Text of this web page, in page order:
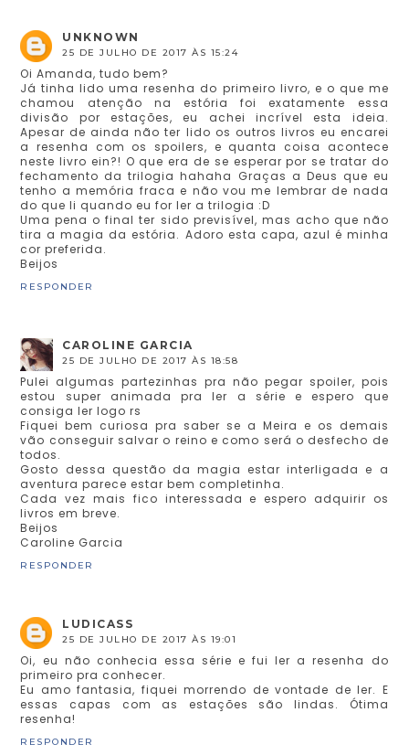
UNKNOWN
25 DE JULHO DE 2017 ÀS 15:24
Oi Amanda, tudo bem?
Já tinha lido uma resenha do primeiro livro, e o que me
chamou atenção na estória foi exatamente essa
divisão por estações, eu achei incrível esta ideia.
Apesar de ainda não ter lido os outros livros eu encarei
a resenha com os spoilers, e quanta coisa acontece
neste livro ein?! O que era de se esperar por se tratar do
fechamento da trilogia hahaha Graças a Deus que eu
tenho a memória fraca e não vou me lembrar de nada
do que li quando eu for ler a trilogia :D
Uma pena o final ter sido previsível, mas acho que não
tira a magia da estória. Adoro esta capa, azul é minha
cor preferida.
Beijos
RESPONDER
CAROLINE GARCIA
25 DE JULHO DE 2017 ÀS 18:58
Pulei algumas partezinhas pra não pegar spoiler, pois
estou super animada pra ler a série e espero que
consiga ler logo rs
Fiquei bem curiosa pra saber se a Meira e os demais
vão conseguir salvar o reino e como será o desfecho de
todos.
Gosto dessa questão da magia estar interligada e a
aventura parece estar bem completinha.
Cada vez mais fico interessada e espero adquirir os
livros em breve.
Beijos
Caroline Garcia
RESPONDER
LUDICASS
25 DE JULHO DE 2017 ÀS 19:01
Oi, eu não conhecia essa série e fui ler a resenha do
primeiro pra conhecer.
Eu amo fantasia, fiquei morrendo de vontade de ler. E
essas capas com as estações são lindas. Ótima
resenha!
RESPONDER